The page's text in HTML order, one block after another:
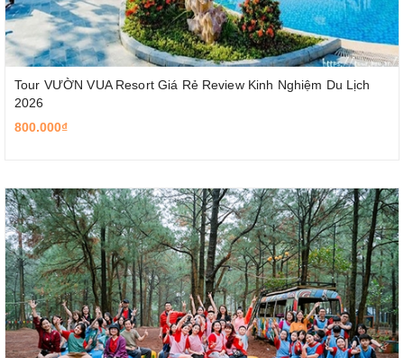
Tour VƯỜN VUA Resort Giá Rẻ Review Kinh Nghiệm Du Lịch
2026
800.000₫